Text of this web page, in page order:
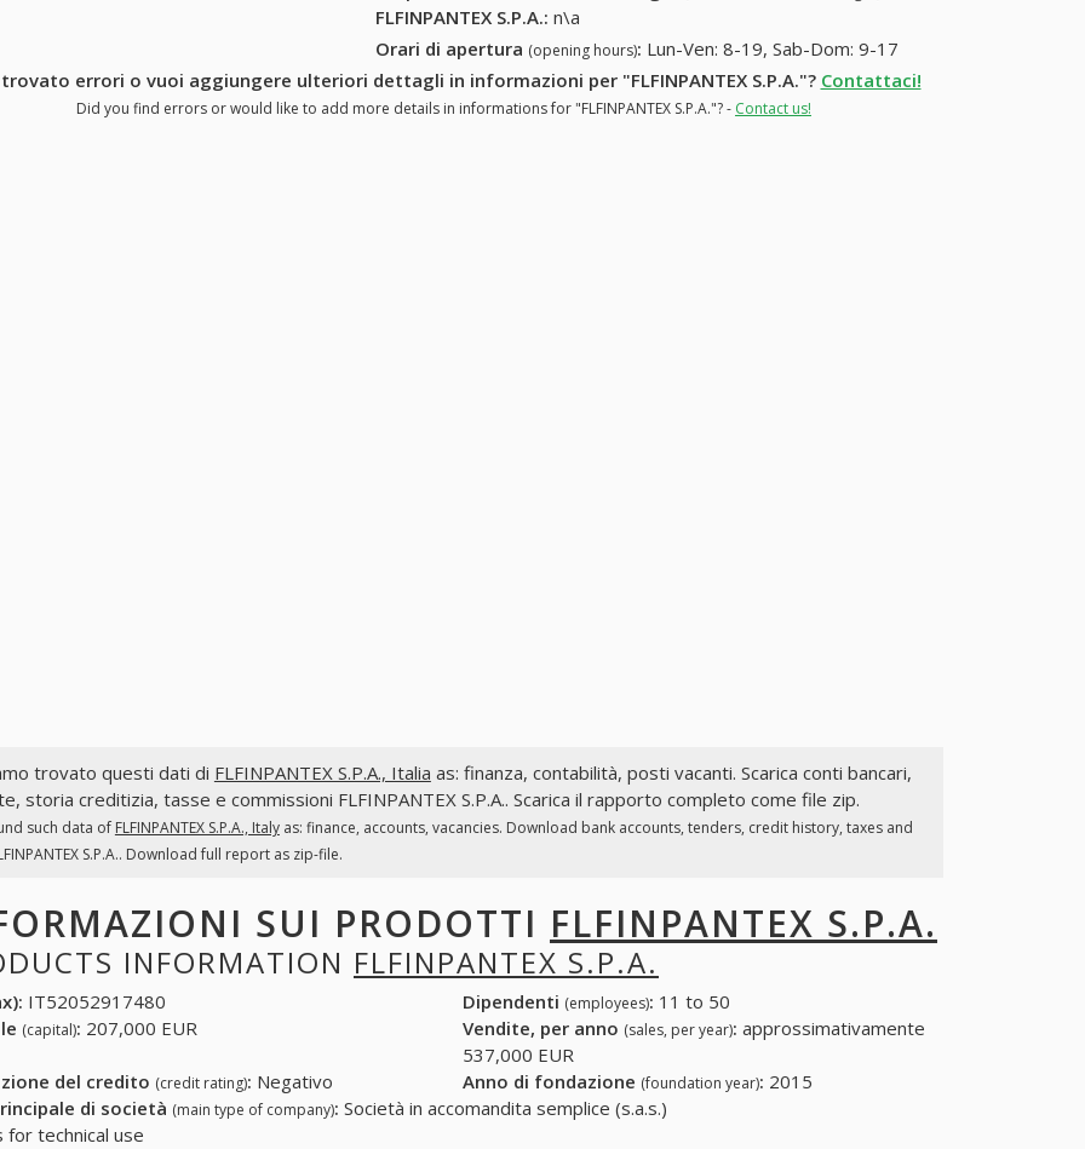
FLFINPANTEX S.P.A.: n\a
Orari di apertura (opening hours): Lun-Ven: 8-19, Sab-Dom: 9-17
errori o vuoi aggiungere ulteriori dettagli in informazioni per "FLFINPANTEX S.P.A."? Contattaci!
Did you find errors or would like to add more details in informations for "FLFINPANTEX S.P.A."? - Contact us!
trovato questi dati di FLFINPANTEX S.P.A., Italia as: finanza, contabilità, posti vacanti. Scarica conti bancari,
storia creditizia, tasse e commissioni FLFINPANTEX S.P.A.. Scarica il rapporto completo come file zip.
such data of FLFINPANTEX S.P.A., Italyas: finance, accounts, vacancies. Download bank accounts, tenders, credit history, taxes and
S.P.A.. Download full report as zip-file.
SUI PRODOTTI FLFINPANTEX S.P.A.
INFORMATION FLFINPANTEX S.P.A.
IT52052917480 Dipendenti (employees): 11 to 50
(capital): 207,000 EUR Vendite, per anno (sales, per year): approssimativamente
537,000 EUR
del credito (credit rating): Negativo Anno di fondazione (foundation year): 2015
di società (main type of company): Società in accomandita semplice (s.a.s.)
for technical use